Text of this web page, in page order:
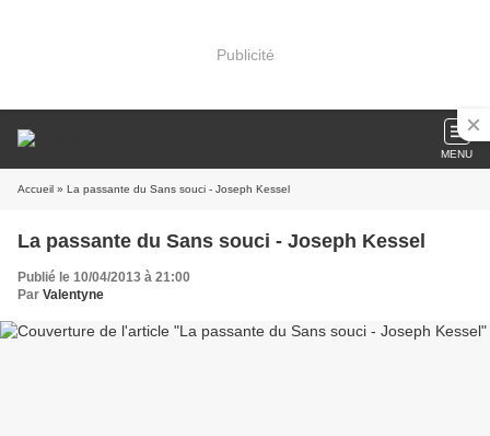
Publicité
MENU
Accueil » La passante du Sans souci - Joseph Kessel
La passante du Sans souci - Joseph Kessel
Publié le 10/04/2013 à 21:00
Par Valentyne